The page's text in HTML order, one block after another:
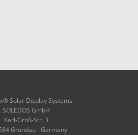
Solar Display Systems
SOLEDOS GmbH
Karl-Groß-Str. 3
Gründau - Germany